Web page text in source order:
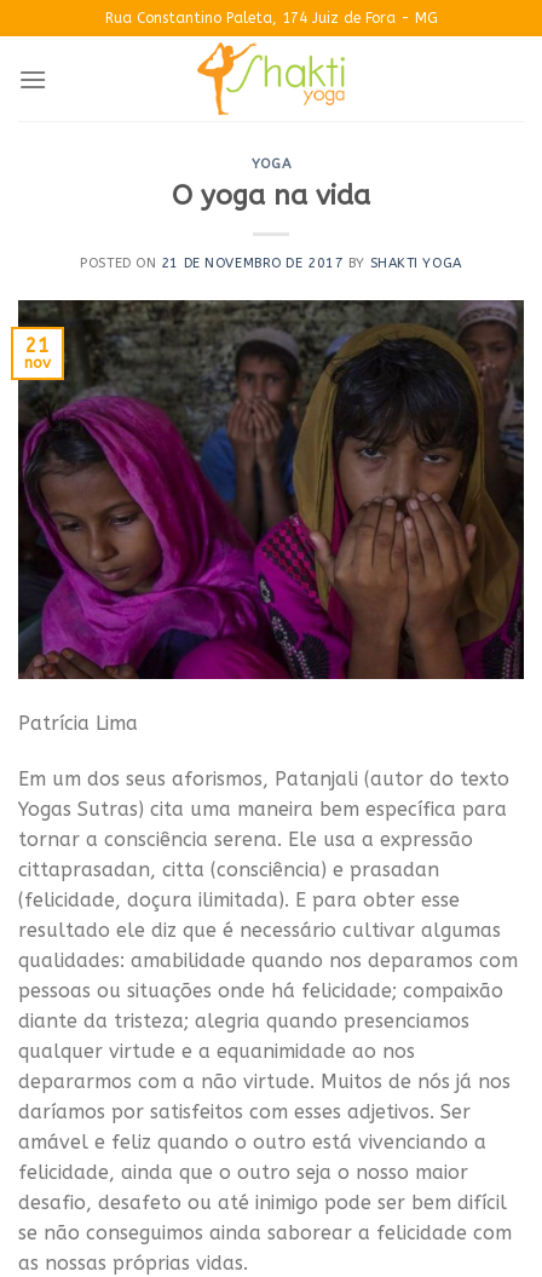
to
content
Rua Constantino Paleta, 174 Juiz de Fora - MG
YOGA
O yoga na vida
POSTED ON 21 DE NOVEMBRO DE 2017 BY SHAKTI YOGA
21
nov
Patrícia Lima
Em um dos seus aforismos, Patanjali (autor do texto
Yogas Sutras) cita uma maneira bem específica para
tornar a consciência serena. Ele usa a expressão
cittaprasadan, citta (consciência) e prasadan
(felicidade, doçura ilimitada). E para obter esse
resultado ele diz que é necessário cultivar algumas
qualidades: amabilidade quando nos deparamos com
pessoas ou situações onde há felicidade; compaixão
diante da tristeza; alegria quando presenciamos
qualquer virtude e a equanimidade ao nos
depararmos com a não virtude. Muitos de nós já nos
daríamos por satisfeitos com esses adjetivos. Ser
amável e feliz quando o outro está vivenciando a
felicidade, ainda que o outro seja o nosso maior
desafio, desafeto ou até inimigo pode ser bem difícil
se não conseguimos ainda saborear a felicidade com
as nossas próprias vidas.